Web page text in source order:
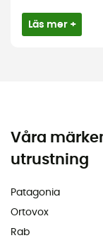
Läs mer +
Våra
utrustning
Patagonia
Ortovox
Rab